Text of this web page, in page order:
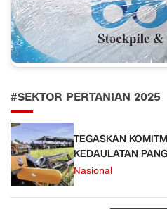
#SEKTOR PERTANIAN 2025
TEGASKAN
KEDAULATAN
Nasional